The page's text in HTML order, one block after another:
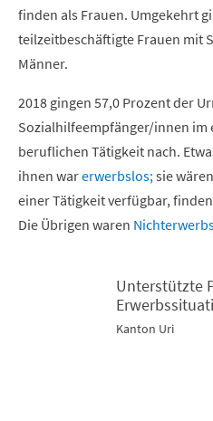
finden als Frauen. Umgekehrt
teilzeitbeschäftigte Frauen mit
Männer.
2018 gingen 57,0 Prozent der
Sozialhilfeempfänger/innen
beruflichen Tätigkeit nach.
ihnen warerwerbslos; sie
einer Tätigkeit verfügbar,
Die Übrigen waren
Unterstützte Personen nach
Unterstützte
Kanton Uri